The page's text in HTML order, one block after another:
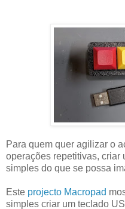
Para quem quer agilizar o
operações repetitivas, criar
simples do que se possa
Este projecto Macropad
simples criar um teclado